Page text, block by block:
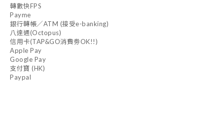
轉數快FPS
Payme
銀行轉帳／ATM (接受e-banking)
八達通(Octopus)
信用卡(TAP&GO消費劵OK!!)
Apple Pay
Google Pay
支付寶 (HK)
Paypal